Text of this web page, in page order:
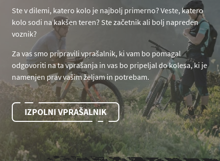
Ste v dilemi, katero kolo je najbolj primerno? Veste, katero
kolo sodi na kakšen teren? Ste začetnik ali bolj napreden
voznik?
Za vas smo pripravili vprašalnik, ki vam bo pomagal
odgovoriti na ta vprašanja in vas bo pripeljal do kolesa, ki je
namenjen prav vašim željam in potrebam.
IZPOLNI VPRAŠALNIK